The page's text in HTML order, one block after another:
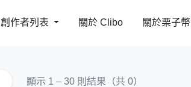
創作者列表 關於 Clibo 關於栗子幣
顯示 1 – 30 則結果（共 0）